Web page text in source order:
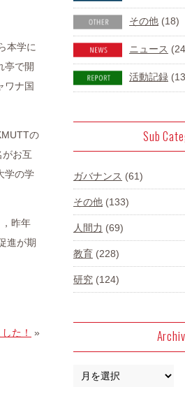
本学に
亭で開
ワナ国
の
お互
学の学
昨年
進が期
た！ »
その他 (18)
ニュース
活動記録
Sub
ガバナンス (61)
その他 (133)
人間力 (69)
教育 (228)
研究 (124)